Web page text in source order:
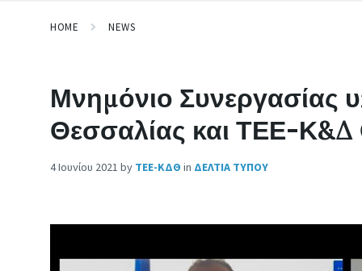
HOME NEWS
Μνημόνιο Συνεργασίας
Θεσσαλίας και ΤΕΕ-Κ&Δ
4 Ιουνίου 2021 by ΤΕΕ-ΚΔΘ in ΔΕΛΤΙΑ ΤΥΠΟΥ